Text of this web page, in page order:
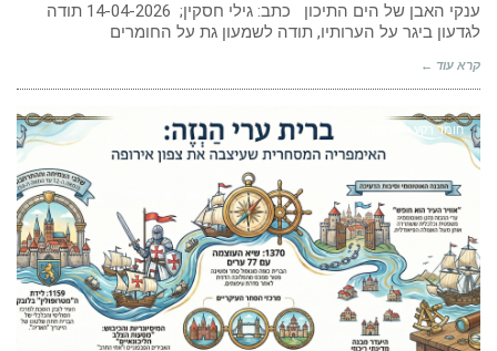
ענקי האבן של הים התיכון כתב: גילי חסקין; 14-04-2026 תודה
לגדעון ביגר על הערותיו, תודה לשמעון גת על החומרים
קרא עוד ←
חומר רקע - אירופה